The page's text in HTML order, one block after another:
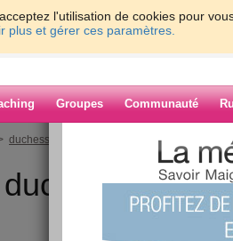
l'utilisation de cookies pour
plus et gérer ces paramètres.
Groupes Communauté
duchesse55